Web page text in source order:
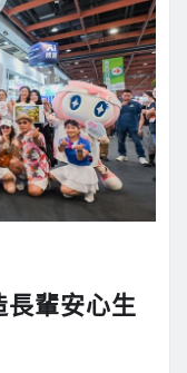
輩安心生